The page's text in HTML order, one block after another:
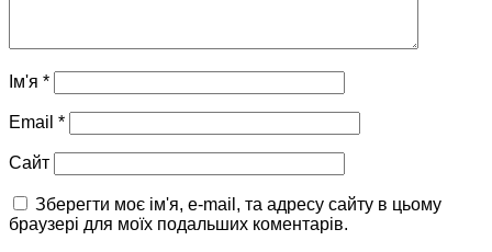
Ім'я *
Email *
Сайт
Зберегти моє ім'я, e-mail, та адресу сайту в цьому
браузері для моїх подальших коментарів.